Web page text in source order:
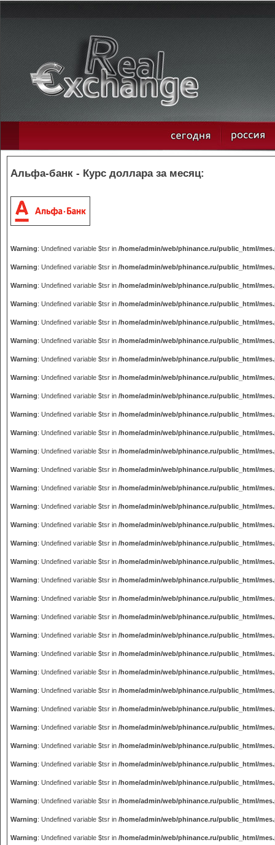
Альфа-банк - Курс доллара за месяц:
Warning: Undefined variable $tsr in /home/admin/web/phinance.ru/public_html/
Warning: Undefined variable $tsr in /home/admin/web/phinance.ru/public_html/
Warning: Undefined variable $tsr in /home/admin/web/phinance.ru/public_html/
Warning: Undefined variable $tsr in /home/admin/web/phinance.ru/public_html/
Warning: Undefined variable $tsr in /home/admin/web/phinance.ru/public_html/
Warning: Undefined variable $tsr in /home/admin/web/phinance.ru/public_html/
Warning: Undefined variable $tsr in /home/admin/web/phinance.ru/public_html/
Warning: Undefined variable $tsr in /home/admin/web/phinance.ru/public_html/
Warning: Undefined variable $tsr in /home/admin/web/phinance.ru/public_html/
Warning: Undefined variable $tsr in /home/admin/web/phinance.ru/public_html/
Warning: Undefined variable $tsr in /home/admin/web/phinance.ru/public_html/
Warning: Undefined variable $tsr in /home/admin/web/phinance.ru/public_html/
Warning: Undefined variable $tsr in /home/admin/web/phinance.ru/public_html/
Warning: Undefined variable $tsr in /home/admin/web/phinance.ru/public_html/
Warning: Undefined variable $tsr in /home/admin/web/phinance.ru/public_html/
Warning: Undefined variable $tsr in /home/admin/web/phinance.ru/public_html/
Warning: Undefined variable $tsr in /home/admin/web/phinance.ru/public_html/
Warning: Undefined variable $tsr in /home/admin/web/phinance.ru/public_html/
Warning: Undefined variable $tsr in /home/admin/web/phinance.ru/public_html/
Warning: Undefined variable $tsr in /home/admin/web/phinance.ru/public_html/
Warning: Undefined variable $tsr in /home/admin/web/phinance.ru/public_html/
Warning: Undefined variable $tsr in /home/admin/web/phinance.ru/public_html/
Warning: Undefined variable $tsr in /home/admin/web/phinance.ru/public_html/
Warning: Undefined variable $tsr in /home/admin/web/phinance.ru/public_html/
Warning: Undefined variable $tsr in /home/admin/web/phinance.ru/public_html/
Warning: Undefined variable $tsr in /home/admin/web/phinance.ru/public_html/
Warning: Undefined variable $tsr in /home/admin/web/phinance.ru/public_html/
Warning: Undefined variable $tsr in /home/admin/web/phinance.ru/public_html/
Warning: Undefined variable $tsr in /home/admin/web/phinance.ru/public_html/
Warning: Undefined variable $tsr in /home/admin/web/phinance.ru/public_html/
Warning: Undefined variable $tsr in /home/admin/web/phinance.ru/public_html/
Warning: Undefined variable $tsr in /home/admin/web/phinance.ru/public_html/
Warning: Undefined variable $tsr in /home/admin/web/phinance.ru/public_html/